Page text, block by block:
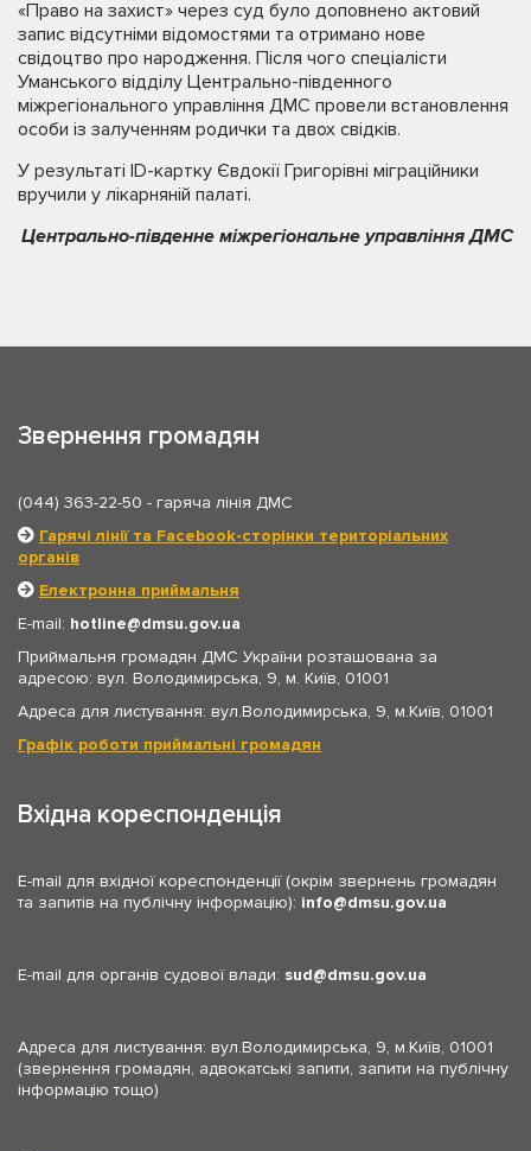
«Право на захист» через суд було доповнено актовий
запис відсутніми відомостями та отримано нове
свідоцтво про народження. Після чого спеціалісти
Уманського відділу Центрально-південного
міжрегіонального управління ДМС провели встановлення
особи із залученням родички та двох свідків.
У результаті ID-картку Євдокії Григорівні міграційники
вручили у лікарняній палаті.
Центрально-південне міжрегіональне управління ДМС
Звернення громадян
(044) 363-22-50 - гаряча лінія ДМС
Гарячі лінії та Facebook-сторінки територіальних
органів
Електронна приймальня
E-mail: hotline
dmsu.gov.ua
Приймальня громадян ДМС України розташована за
адресою: вул. Володимирська, 9, м. Київ, 01001
Адреса для листування: вул.Володимирська, 9, м.Київ, 01001
Графік роботи приймальні громадян
Вхідна кореспонденція
E-mail для вхідної кореспонденції (окрім звернень громадян
та запитів на публічну інформацію): info dmsu.gov.ua
E-mail для органів судової влади: sud dmsu.gov.ua
Адреса для листування: вул.Володимирська, 9, м.Київ, 01001
(звернення громадян, адвокатські запити, запити на публічну
інформацію тощо)